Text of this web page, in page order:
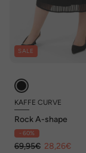
SALE
KAFFE CURVE
Rock A-shape
- 60%
69,95€ 28,26€